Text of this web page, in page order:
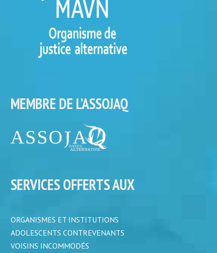
MEMBRE DE L’ASSOJAQ
SERVICES OFFERTS AUX
ORGANISMES ET INSTITUTIONS
ADOLESCENTS CONTREVENANTS
VOISINS INCOMMODÉS